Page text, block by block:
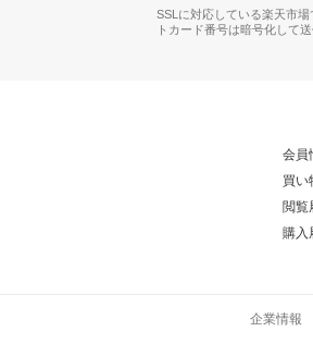
SSLに対応している楽天市場
トカード番号は暗号化して送
会員
買い
閲覧
購入
企業情報